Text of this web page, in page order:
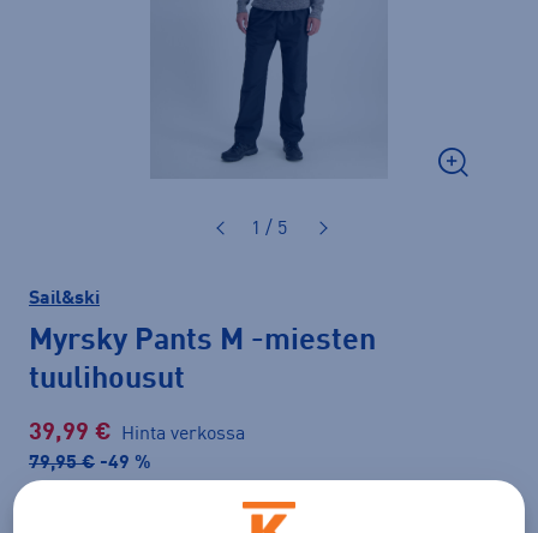
1 / 5
Sail&ski
Myrsky Pants M -miesten
tuulihousut
39,99 €
Hinta verkossa
79,95 € -49 %
Lisätietoa